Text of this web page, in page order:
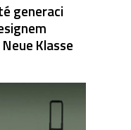
generaci
Klasse